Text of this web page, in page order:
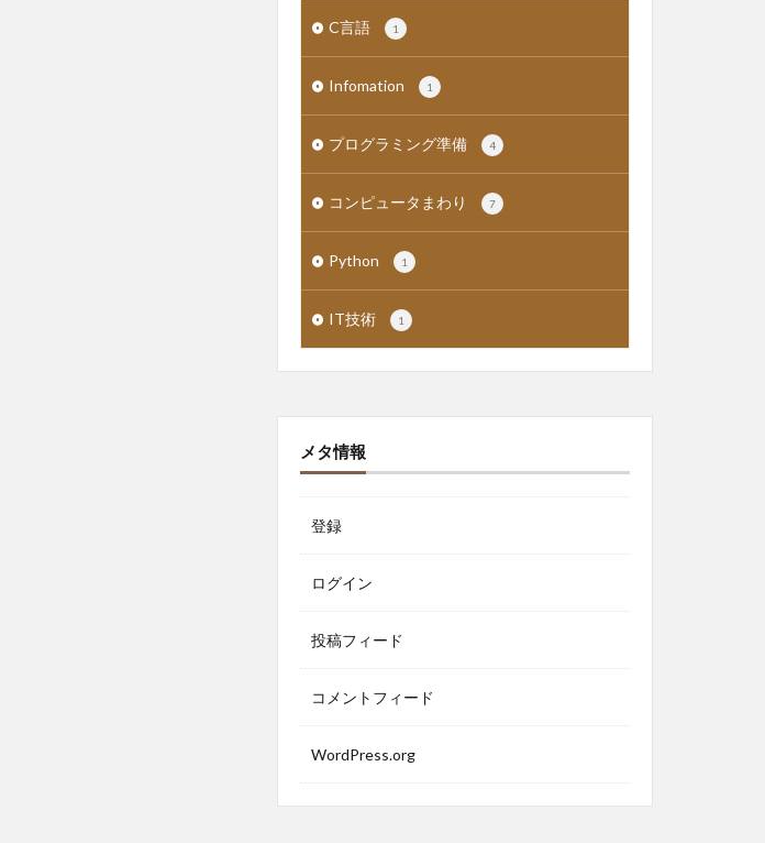
C言語 1
Infomation 1
プログラミング準備 4
コンピュータまわり 7
Python 1
IT技術 1
メタ情報
登録
ログイン
投稿フィード
コメントフィード
WordPress.org